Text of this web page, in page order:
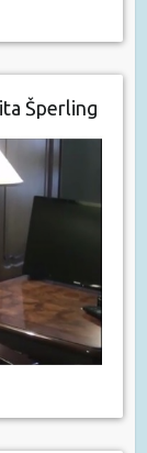
Šperling